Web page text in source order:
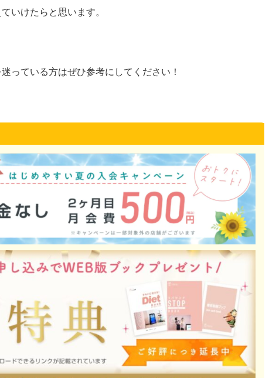
いけたらと思います。
っている方はぜひ参考にしてください！